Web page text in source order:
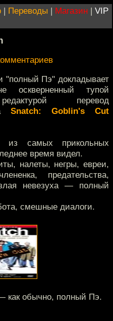
| Переводы | Магазин | VIP
"полный Пэ" докладывает
оскверненный тупой
перевод
Snatch: Goblin's Cut
самых прикольных
время видел.
налеты, негры, евреи,
предательства,
невезуха — полный
смешные диалоги.
как обычно, полный Пэ.